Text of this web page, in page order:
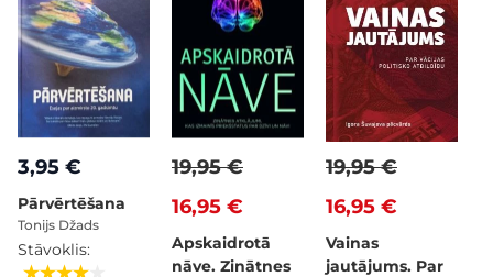
3,95 €
Pārvērtēšana
Tonijs Džads
Stāvoklis:
16,95 €
19,95 €
Apskaidrotā
nāve. Zinātnes
16,95 €
19,95 €
Vainas
jautājums. Par